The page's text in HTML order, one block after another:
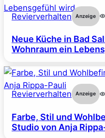
Revierverhalten Anzeige
Neue Küche in Bad
Wohnraum ein
Revierverhalten Anzeige
Farbe, Stil und
Studio von Anja